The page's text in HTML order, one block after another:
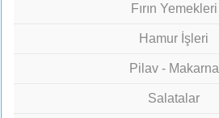
Fırın Yemekleri
Hamur İşleri
Pilav - Makarna
Salatalar